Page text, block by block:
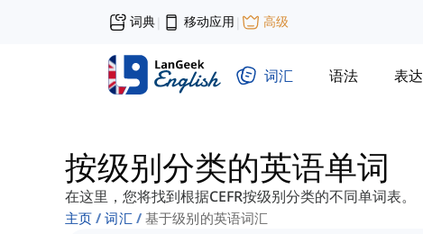
词典| 移动应用 | 高级
词汇 语法 表达
按级别分类的英语单词
在这里，您将找到根据CEFR按级别分类的不同单词表。
主页 词汇 基于级别的英语词汇